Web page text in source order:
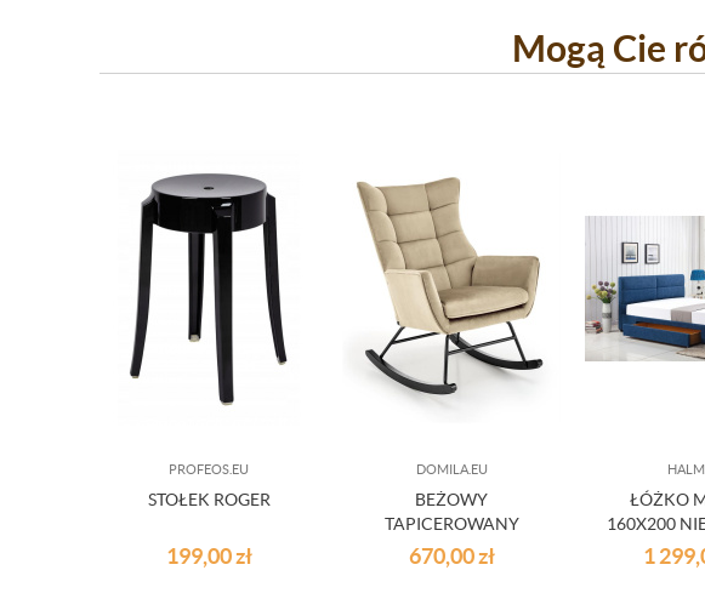
Mogą Cie
PROFEOS.EU
STOŁEK ROGER
199,00zł
DOMILA.EU
BEŻOWY
TAPICEROWANY
PIKOWANY FOTEL
BUJANY
670,00zł
ŁÓŻKO
160X200
1